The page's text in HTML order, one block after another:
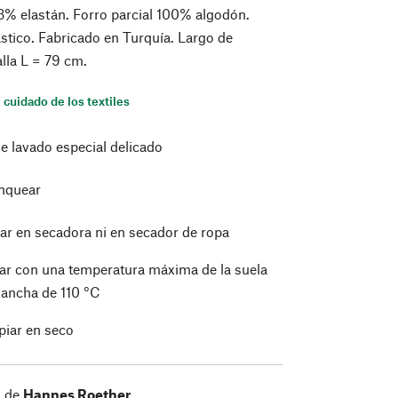
elastán. Forro parcial 100% algodón.
Fabricado en Turquía. Largo de
L = 79 cm.
de los textiles
lavado especial delicado
en secadora ni en secador de ropa
con una temperatura máxima de la suela
de 110 °C
en seco
de Hannes Roether